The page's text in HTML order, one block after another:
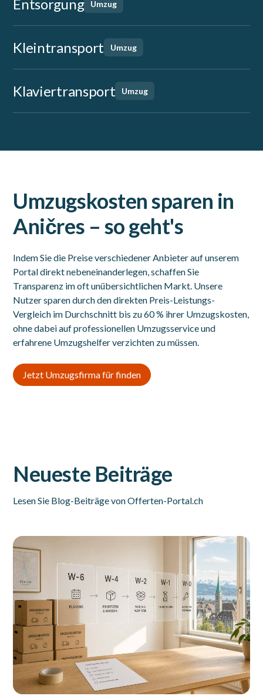
Entsorgung Umzug
Kleintransport Umzug
Klaviertransport Umzug
Umzugskosten sparen in
Aničres – so geht's
Indem Sie die Preise verschiedener Anbieter auf unserem
Portal direkt nebeneinanderlegen, schaffen Sie
Transparenz im oft unübersichtlichen Markt. Unsere
Nutzer sparen durch den direkten Preis-Leistungs-
Vergleich im Durchschnitt bis zu 60 % ihrer Umzugskosten,
ohne dabei auf professionellen Umzugsservice und
erfahrene Umzugshelfer verzichten zu müssen.
Jetzt Umzugsfirma für finden
Neueste Beiträge
Lesen Sie Blog-Beiträge von Offerten-Portal.ch